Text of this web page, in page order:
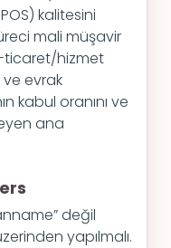
kalitesini
mali müşavir
ticaret/hizmet
evrak
kabul oranını ve
ana
değil
yapılmalı.